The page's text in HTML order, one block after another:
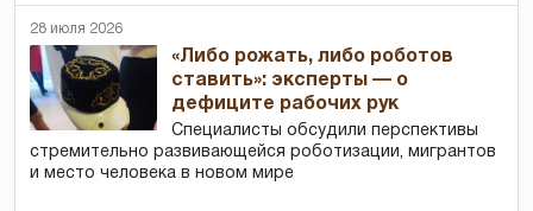
28 июля 2026
«Либо рожать, либо роботов
ставить»: эксперты — о
дефиците рабочих рук
Специалисты обсудили перспективы
стремительно развивающейся роботизации, мигрантов
и место человека в новом мире